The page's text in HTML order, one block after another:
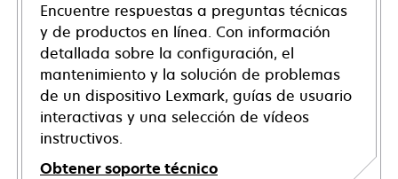
Encuentre respuestas a preguntas técnicas
y de productos en línea. Con información
detallada sobre la configuración, el
mantenimiento y la solución de problemas
de un dispositivo Lexmark, guías de usuario
interactivas y una selección de vídeos
instructivos.
Obtener soporte técnico